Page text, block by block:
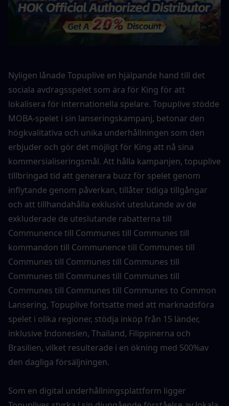
Nyligen lånade Topuplive en hjälpande hand till det
sociala avdragsspelet som ära för King för att
lokalisera för internationella spelare. Topuplive stödde
MOBA-spelet i sin lanseringskampanj, betonar den
högkvalitativa och unika underhållningen som den
erbjuder och gör det möjligt för King att nå sina
kommersialiseringsmål. Att hålla kampanjen, topuplive
tillbringad tid att generera buzz för spelet genom
inflytande genom påverkan, tillåter tidiga tillgångar
och att tillhandahålla exklusivt uteslutande av de
exkluderade de uteslutande rabatterna till
Communence till Communes till Communes till
kommandon till Communence till Communes till
Communes till Communes till Communes till
Communes till Communes till Communes till
Communes till Communes till Communes to Common
Lansering, Topuplive fortsatte med att marknadsföra
spelet i olika regioner, stödja inköp från 15 länder,
inklusive Indonesien, Thailand, Filippinerna och
Brasilien, vilket resulterade i en ökning med 500%av
den dagliga försäljningen.
Som en digital underhållningsplattform ligger